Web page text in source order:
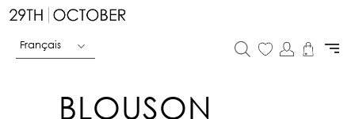
Français
BLOUSON